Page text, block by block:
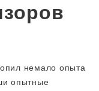
немало опыта
опытные